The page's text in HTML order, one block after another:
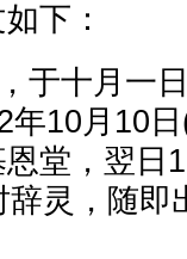
下：
十月一日
10月10
堂，翌日
灵，随即